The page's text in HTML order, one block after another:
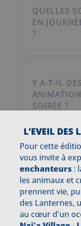
Gérer
QUELLES
EN
?
Y A-T-IL
SOIRÉE ?
EST-CE
GRATUITES
L'EVEIL DES
Pour cette
vous invite à
enchanteurs :
les animaux et
prennent vie,
des Lanternes,
au cœur d'un